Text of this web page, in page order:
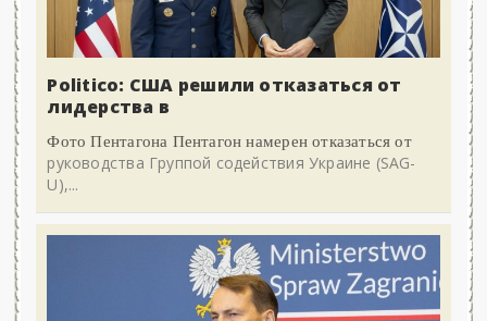
Politico: США решили отказаться от
лидерства в
Фото Пентагона Пентагон намерен отказаться от
руководства Группой содействия Украине (SAG-
U),...